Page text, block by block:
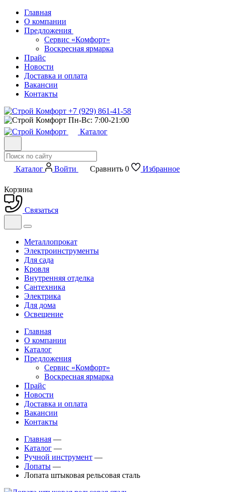
Главная
О компании
Предложения
Сервис «Комфорт»
Воскресная ярмарка
Прайс
Новости
Доставка и оплата
Вакансии
Контакты
+7 (929) 861-41-58
Пн-Вс: 7:00-21:00
Каталог
Каталог Войти Сравнить 0 Избранное
Корзина
Связаться
Металлопрокат
Электроинструменты
Для сада
Кровля
Внутренняя отделка
Сантехника
Электрика
Для дома
Освещение
Главная
О компании
Каталог
Предложения
Сервис «Комфорт»
Воскресная ярмарка
Прайс
Новости
Доставка и оплата
Вакансии
Контакты
Главная —
Каталог —
Ручной инструмент —
Лопаты —
Лопата штыковая рельсовая сталь